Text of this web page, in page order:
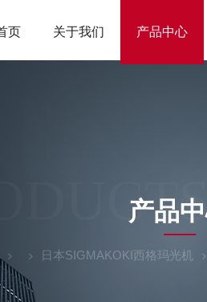
页 关于我们 产品中心
产品
日本SIGMAKOKI西格玛光机